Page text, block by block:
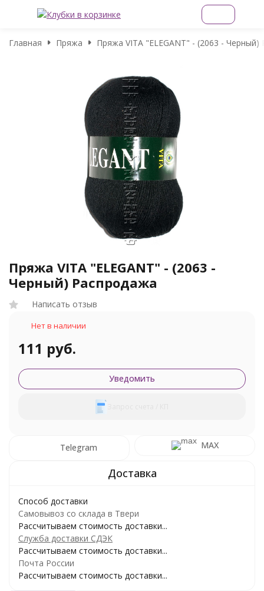
Главная Пряжа Пряжа VITA "ELEGANT" - (2063 - Черный)
Пряжа VITA "ELEGANT" - (2063 -
Черный) Распродажа
Написать отзыв
Нет в наличии
111 руб.
Уведомить
Telegram MAX
Способ доставки
Самовывоз со склада в Твери
Рассчитываем стоимость доставки...
Служба доставки СДЭК
Рассчитываем стоимость доставки...
Почта России
Рассчитываем стоимость доставки...